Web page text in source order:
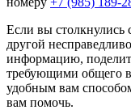
Если вы столкнулись
другой
информацию,
требующими общего
удобным вам
вам помочь.